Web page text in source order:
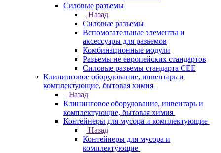
Силовые разъемы
Назад
Силовые разъемы
Вспомогательные элементы и
аксессуары для разъемов
Комбинационные модули
Разъемы не европейских стандартов
Силовые разъемы стандарта CEE
Клининговое оборудование, инвентарь и
комплектующие, бытовая химия
Назад
Клининговое оборудование, инвентарь и
комплектующие, бытовая химия
Контейнеры для мусора и комплектующие
Назад
Контейнеры для мусора и
комплектующие